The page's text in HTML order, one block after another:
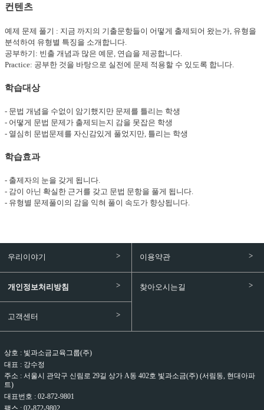
컨텐츠
예제 문제 풀기 : 지금 까지의 기출문항들이 어떻게 출제되어 왔는가, 유형을
분석하여 유형별 특징을 소개합니다.
공부하기: 빈출 개념과 많은 예문, 연습을 제공합니다.
Practice: 공부한 것을 바탕으로 실전에 문제 적용할 수 있도록 합니다.
학습대상
- 문법 개념을 수없이 암기했지만 문제를 틀리는 학생
- 어떻게 문법 문제가 출제되는지 감을 못잡은 학생
- 열심히 문법문제를 자신감있게 풀었지만, 틀리는 학생
학습효과
- 출제자의 눈을 갖게 됩니다.
- 감이 아닌 확실한 근거를 갖고 문법 문항을 풀게 됩니다.
- 유형별 문제풀이의 감을 익혀 풀이 속도가 향상됩니다.
우리이야기 이용약관
개인정보처리방침 찾아오시는길
고객센터
빛과소금교육그룹(주)
대표 : 강수정
주소 : 서울시 관악구 신림로 29길 상가 A동 402호 빛과소금(주) (서림동, 현대아파
트)
대표번호 : 02-872-9801
팩스 : 02-872-9802